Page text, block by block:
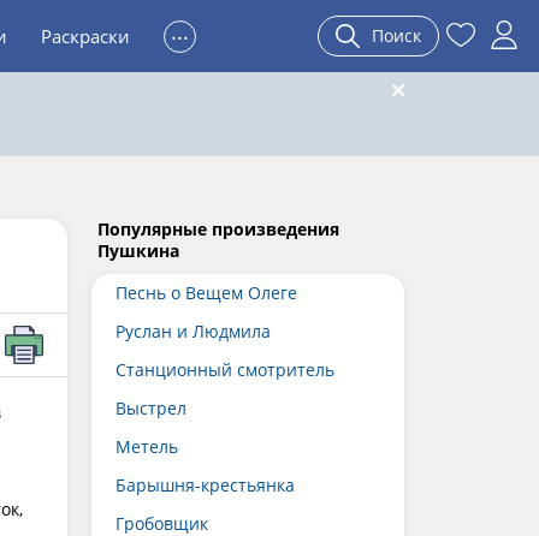
Раскраски ... Поиск
Популярные произведения
Пушкина
Песнь о Вещем Олеге
Руслан и Людмила
Станционный смотритель
Выстрел
Метель
Барышня-крестьянка
Гробовщик